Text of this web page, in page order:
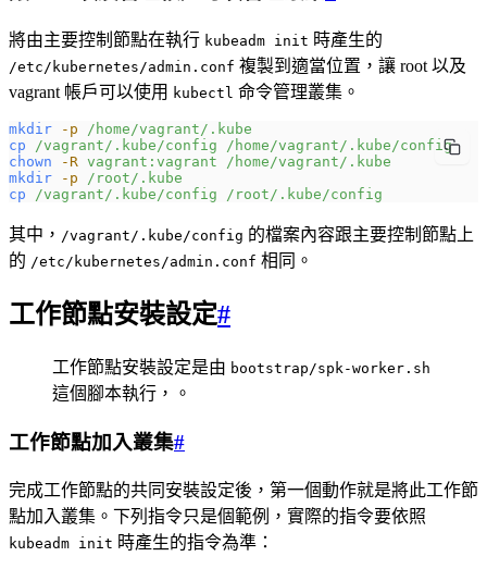
將由主要控制節點在執行 kubeadm init 時產生的
/etc/kubernetes/admin.conf 複製到適當位置，讓 root 以及
vagrant 帳戶可以使用 kubectl 命令管理叢集。
mkdir -p /home/vagrant/.kube
cp /vagrant/.kube/config /home/vagrant/.kube/config
chown -R vagrant:vagrant /home/vagrant/.kube
mkdir -p /root/.kube
cp /vagrant/.kube/config /root/.kube/config
其中， /vagrant/.kube/config 的檔案內容跟主要控制節點上
的 /etc/kubernetes/admin.conf 相同。
工作節點安裝設定#
工作節點安裝設定是由 bootstrap/spk-worker.sh
這個腳本執行，。
工作節點加入叢集#
完成工作節點的共同安裝設定後，第一個動作就是將此工作節
點加入叢集。下列指令只是個範例，實際的指令要依照
kubeadm init 時產生的指令為準：